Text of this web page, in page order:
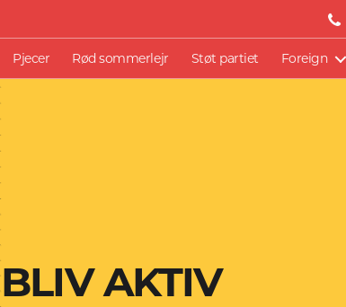
Pjecer Rød sommerlejr Støt partiet Foreign
BLIV AKTIV